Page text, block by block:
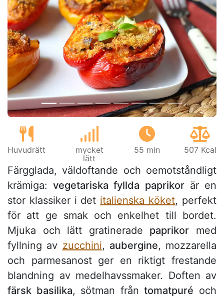
Föregående
Huvudrätt
mycket
lätt
55 min 507 Kcal
Färgglada, väldoftande och oemotståndligt
krämiga:vegetariska fyllda paprikorär en
stor klassiker i det italienska köket, perfekt
för att ge smak och enkelhet till bordet.
Mjuka och lätt gratinerade paprikor med
fyllning av zucchini, aubergine, mozzarella
och parmesanost ger en riktigt frestande
blandning av medelhavssmaker. Doften av
färsk basilika, sötman fråntomatpuré och